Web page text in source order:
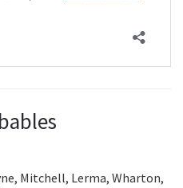
Mitchell, Lerma, Wharton,